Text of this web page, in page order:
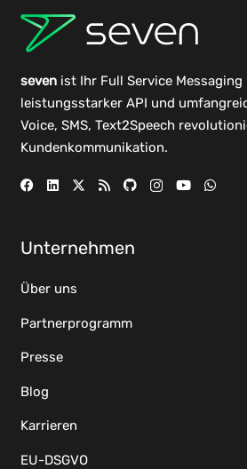
sevenist Ihr Full Service Messaging
leistungsstarker API und
Voice, SMS, Text2Speech
Kundenkommunikation.
Unternehmen
Über uns
Partnerprogramm
Presse
Blog
Karrieren
EU-DSGVO